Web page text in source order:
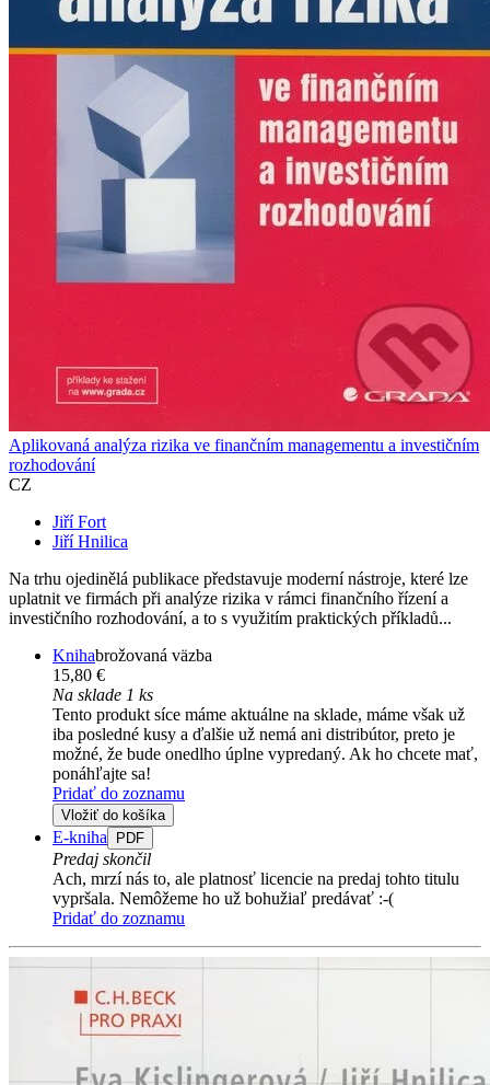
Aplikovaná analýza rizika ve finančním managementu a investičním
rozhodování
CZ
Jiří Fort
Jiří Hnilica
Na trhu ojedinělá publikace představuje moderní nástroje, které lze
uplatnit ve firmách při analýze rizika v rámci finančního řízení a
investičního rozhodování, a to s využitím praktických příkladů...
Knihabrožovaná väzba
15,80 €
Na sklade 1 ks
Tento produkt síce máme aktuálne na sklade, máme však už
iba posledné kusy a ďalšie už nemá ani distribútor, preto je
možné, že bude onedlho úplne vypredaný. Ak ho chcete mať,
ponáhľajte sa!
Pridať do zoznamu
Vložiť do košíka
E-kniha PDF
Predaj skončil
Ach, mrzí nás to, ale platnosť licencie na predaj tohto titulu
vypršala. Nemôžeme ho už bohužiaľ predávať :-(
Pridať do zoznamu